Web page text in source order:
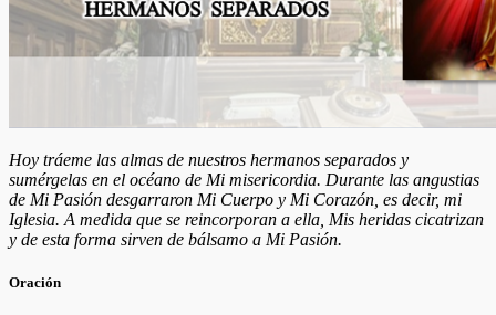
Hoy tráeme las almas de nuestros hermanos separados y
sumérgelas en el océano de Mi misericordia. Durante las angustias
de Mi Pasión desgarraron Mi Cuerpo y Mi Corazón, es decir, mi
Iglesia. A medida que se reincorporan a ella, Mis heridas cicatrizan
y de esta forma sirven de bálsamo a Mi Pasión.
Oración